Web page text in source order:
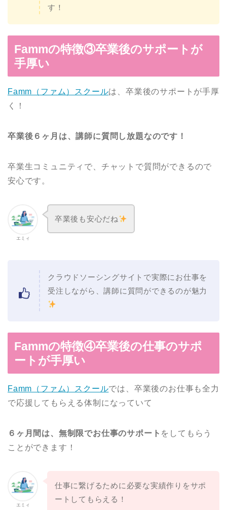
す！
Fammの特徴③卒業後のサポートが
手厚い
Famm（ファム）スクールは、卒業後のサポートが手厚
く！
卒業後６ヶ月は、講師に質問し放題なのです！
卒業生コミュニティで、チャットで質問ができるので
安心です。
エミィ
卒業後も安心だね
クラウドソーシングサイトで実際にお仕事を
受注しながら、講師に質問ができるのが魅力
Fammの特徴④卒業後の仕事のサポ
ートが手厚い
Famm（ファム）スクールでは、卒業後のお仕事も全力
で応援してもらえる体制になっていて
６ヶ月間は、無制限でお仕事のサポート をしてもらう
ことができます！
エミィ
仕事に繋げるために必要な実績作りをサポ
ートしてもらえる！